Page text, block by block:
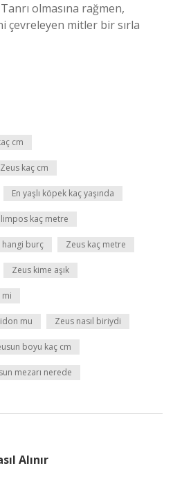
olmasına rağmen,
çevreleyen mitler bir sırla
cm
kaç cm
En yaşlı köpek kaç yaşında
kaç metre
hangi burç Zeus kaç metre
Zeus kime aşık
mi
mu Zeus nasıl biriydi
boyu kaç cm
mezarı nerede
Alınır